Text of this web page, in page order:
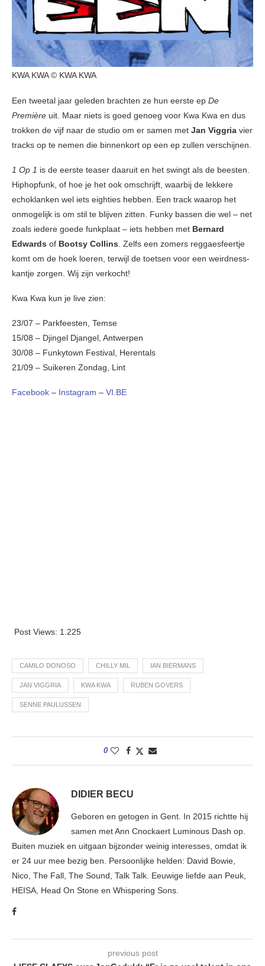
KWA KWA © KWA KWA
Een tweetal jaar geleden brachten ze hun eerste ep De
Première uit. Maar niets is goed genoeg voor Kwa Kwa en dus
trokken de vijf naar de studio om er samen met Jan Viggria vier
tracks op te nemen die binnenkort op een ep zullen verschijnen.
1 Op 1 is de eerste teaser daaruit en het swingt als de beesten.
Hiphopfunk, of hoe je het ook omschrijft, waarbij de lekkere
echoklanken wel iets eighties hebben. Een track waarop het
onmogelijk is om stil te blijven zitten. Funky bassen die wel – net
zoals iedere goede funkplaat – iets hebben met Bernard
Edwards of Bootsy Collins . Zelfs een zomers reggaesfeertje
komt om de hoek loeren, terwijl de toetsen voor een weirdness-
kantje zorgen. Wij zijn verkocht!
Kwa Kwa kun je live zien:
23/07 – Parkfeesten, Temse
15/08 – Djingel Djangel, Antwerpen
30/08 – Funkytown Festival, Herentals
21/09 – Suikeren Zondag, Lint
Facebook – Instagram – VI.BE
Post Views: 1.225
CAMILO DONOSO CHILLY MIL IAN BIERMANS
JAN VIGGRIA KWA KWA RUBEN GOVERS
SENNE PAULUSSEN
0
DIDIER BECU
Geboren en getogen in Gent. In 2015 richtte hij
samen met Ann Cnockaert Luminous Dash op.
Buiten muziek en uitgaan bijzonder weinig interesses, omdat ik
er 24 uur mee bezig ben. Persoonlijke helden: David Bowie,
Nico, The Fall, The Sound, Talk Talk. Eeuwige liefde aan Peuk,
HEISA, Head On Stone en Whispering Sons.
previous post